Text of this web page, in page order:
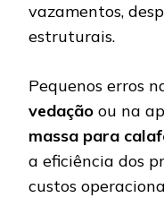
vazamentos,
estruturais.
Pequenos erros
vedação ou na
massa para
a eficiência dos
custos